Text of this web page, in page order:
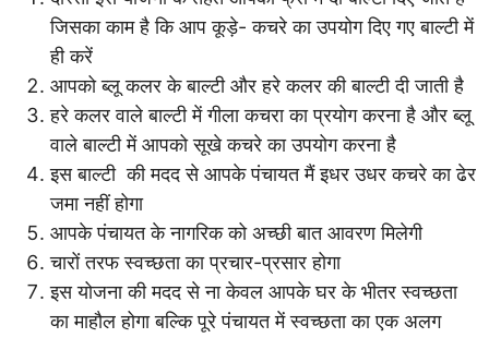
जिसका काम है कि आप कूड़े- कचरे का उपयोग दिए गए बाल्टी में
ही करें
आपको ब्लू कलर के बाल्टी और हरे कलर की बाल्टी दी जाती है
हरे कलर वाले बाल्टी में गीला कचरा का प्रयोग करना है और ब्लू
वाले बाल्टी में आपको सूखे कचरे का उपयोग करना है
इस बाल्टी की मदद से आपके पंचायत मैं इधर उधर कचरे का ढेर
जमा नहीं होगा
आपके पंचायत के नागरिक को अच्छी बात आवरण मिलेगी
चारों तरफ स्वच्छता का प्रचार-प्रसार होगा
इस योजना की मदद से ना केवल आपके घर के भीतर स्वच्छता
का माहौल होगा बल्कि पूरे पंचायत में स्वच्छता का एक अलग